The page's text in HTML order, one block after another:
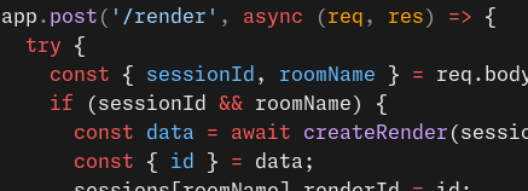
app . post ( '/render' , async ( req , res ) => {
  try
{
    const
{ sessionId , roomName } =
    if
(sessionId && roomName) {
      const
data = await createRender
      const
{ id } = data;